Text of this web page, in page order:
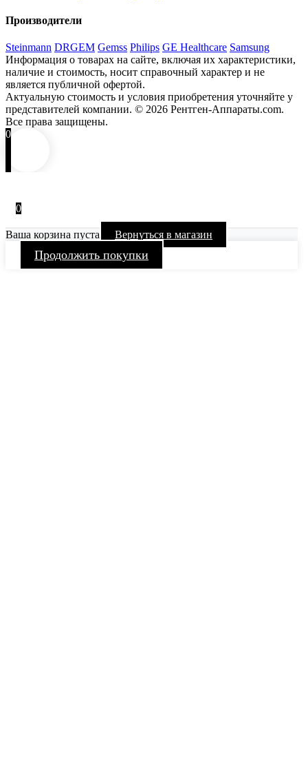
Производители
Steinmann DRGEM Gemss Philips GE Healthcare Samsung
Информация о товарах на сайте, включая их характеристики,
наличие и стоимость, носит справочный характер и не
является публичной офертой.
Актуальную стоимость и условия приобретения уточняйте у
представителей компании. © 2026 Рентген-Аппараты.com.
Все права защищены.
0
0
Ваша корзина пуста Вернуться в магазин
Продолжить покупки